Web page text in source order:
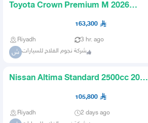
Toyota Crown Premium M 2026
163,300
Riyadh 3 hr. ago
ش شركة نجوم الفلاح للسيارات
Nissan Altima Standard 2500cc 2026
105,800
Riyadh 2 days ago